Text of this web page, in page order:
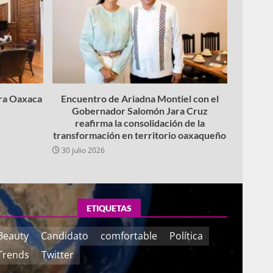
Oaxaca
Encuentro de Ariadna Montiel con el
Gobernador Salomón Jara Cruz
reafirma la consolidación de la
transformación en territorio oaxaqueño
30 julio 2026
ETIQUETAS
Candidato comfortable
Política
Twitter